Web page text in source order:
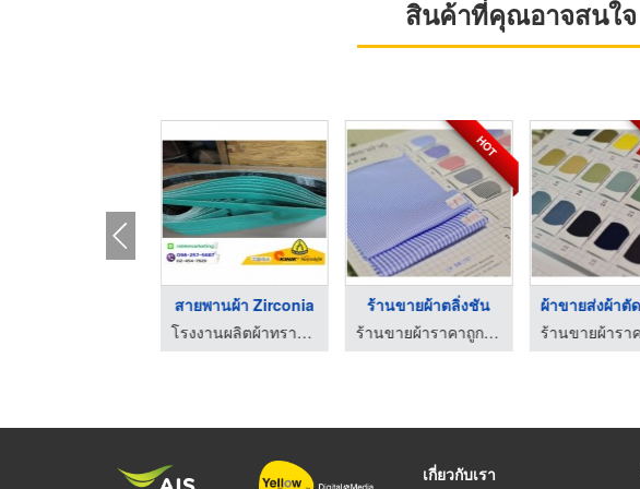
สินค้าที่คุณอาจสนใจ
สายพานผ้า Zirconia
โรงงานผลิตผ้าทรายสายพาน ทรายม้วน ทรายกลม
HOT
ร้านขายผ้าตลิ่งชัน
ร้านขายผ้าราคาถูก เค.พี.เอ็ม เท็กซ์ไทล์
เกี่ยวกับเรา